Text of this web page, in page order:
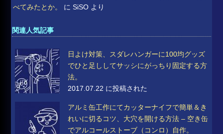
べてみたとか。
にSiSO より
関連人気記事
日よけ対策、スダレハンガーに100均グッズ
でひと足ししてサッシにがっちり固定する方
法。
2017.07.22 に投稿された
アルミ缶工作にてカッターナイフで簡単＆き
れいに切るコツ、大穴を開ける方法 – 空き缶
でアルコールストーブ（コンロ）自作。